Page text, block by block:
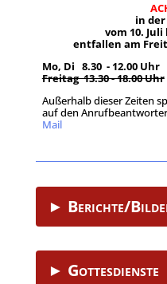
in
vom 10.
entfallen am
Mo, Di 8.30 - 12.00 Uhr
Freitag 13.30 - 18.00 Uhr
Außerhalb dieser Zeiten
auf den
Mail.
► Berichte/
► Gottesdienste